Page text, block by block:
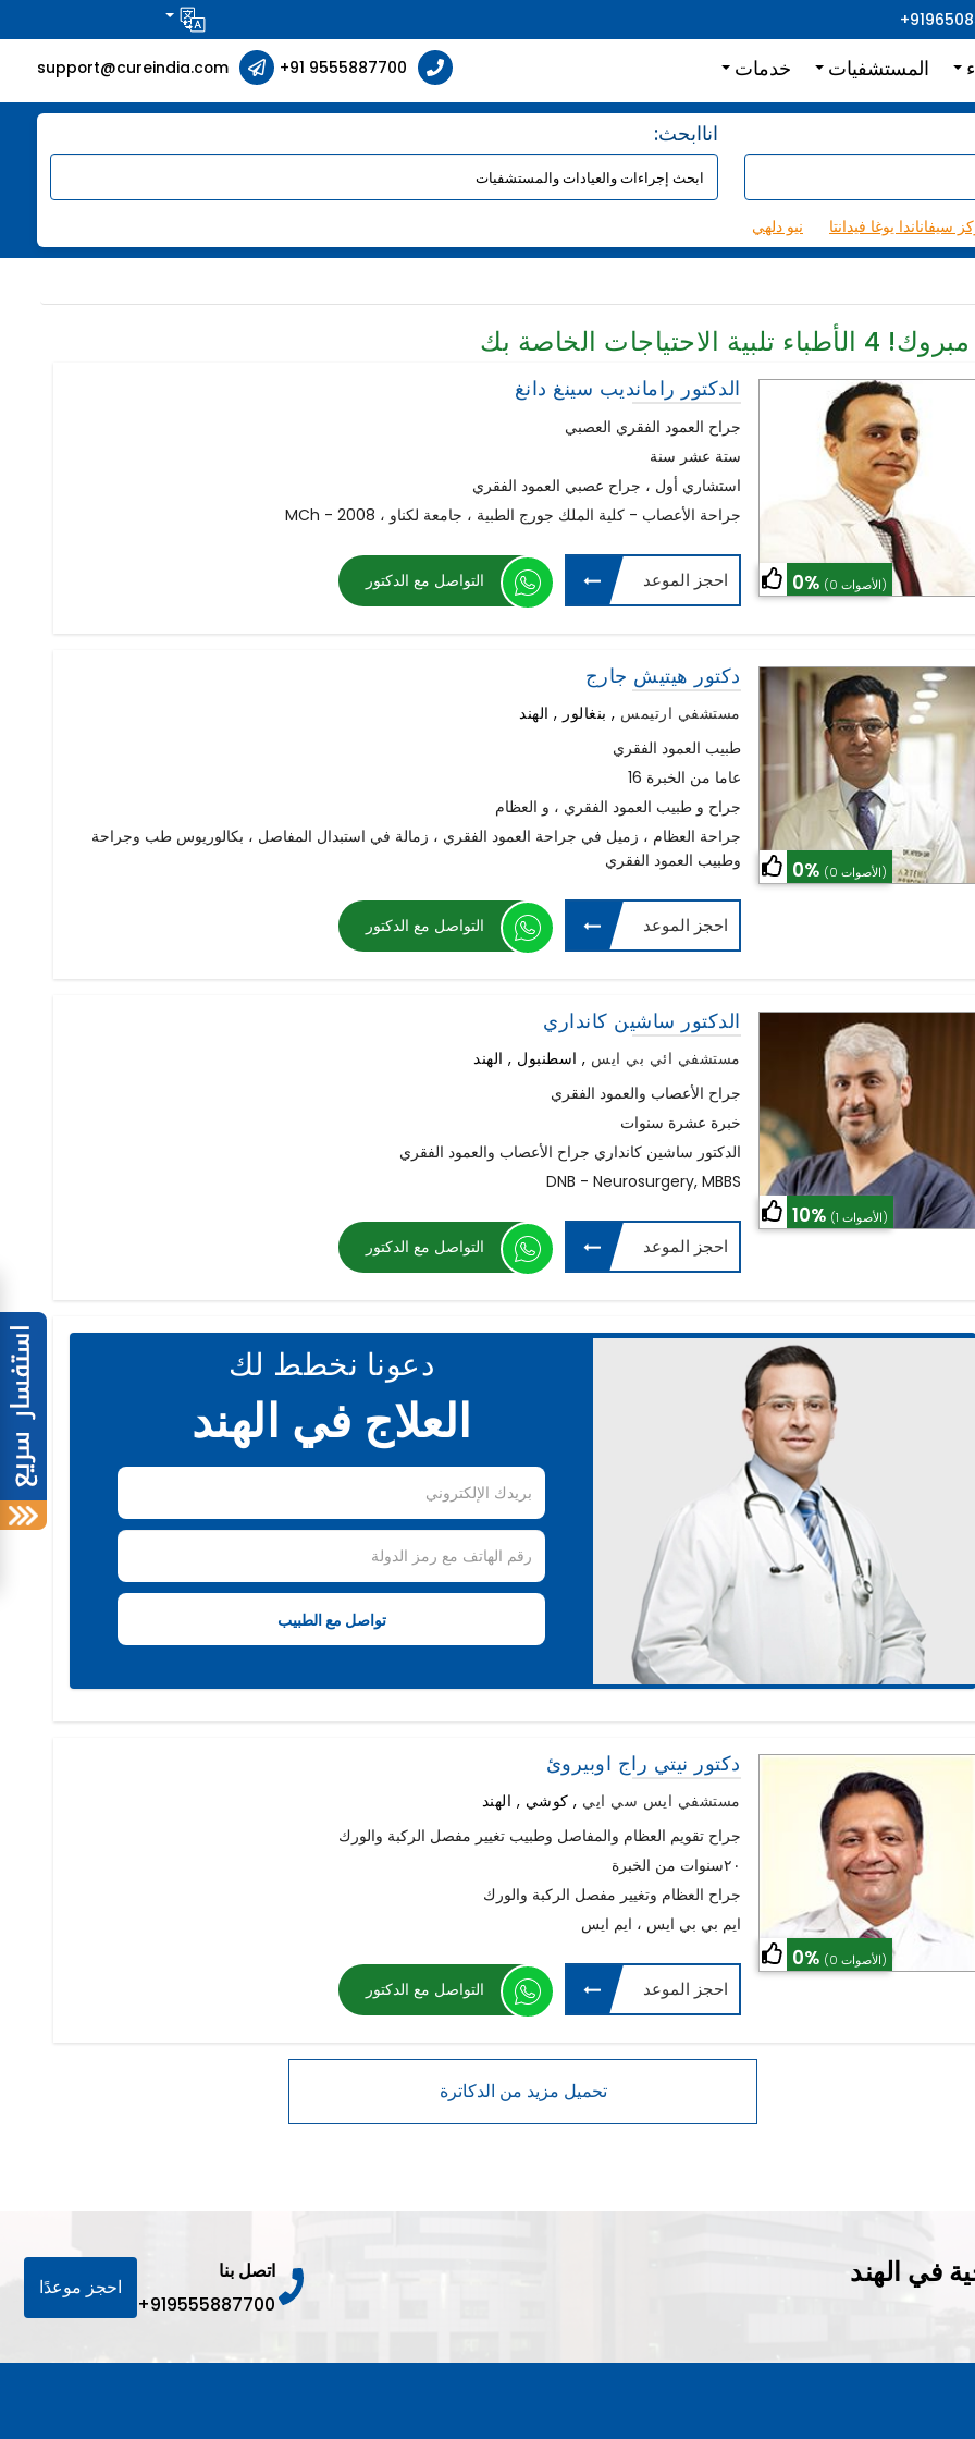
المستشفيات خدمات support@cureindia.com +91 9555887700
:اناابحث
نيو دلهي سيفاناندا يوغا فيدانتا
مبروك! 4 الأطباء تلبية الاحتياجات الخاصة بك
0% (0 الأصوات)
الدكتور رامانديب سينغ دانغ
جراح العمود الفقري العصبي
ستة عشر سنة
استشاري أول ، جراح عصبي العمود الفقري
MCh - جراحة الأعصاب - كلية الملك جورج الطبية ، جامعة لكناو ، 2008
التواصل مع الدكتور احجز الموعد
0% (0 الأصوات)
دكتور هيتيش جارج
مستشفي ارتيمس , بنغالور , الهند
طبيب العمود الفقري
16 عاما من الخبرة
جراح و طبيب العمود الفقري ، و العظام
جراحة العظام ، زميل في جراحة العمود الفقري ، زمالة في استبدال المفاصل ، بكالوريوس طب وجراحة
وطبيب العمود الفقري
التواصل مع الدكتور احجز الموعد
10% (1 الأصوات)
الدكتور ساشين كانداري
مستشفي ائي بي ايس , اسطنبول , الهند
جراح الأعصاب والعمود الفقري
خبرة عشرة سنوات
الدكتور ساشين كانداري جراح الأعصاب والعمود الفقري
DNB - Neurosurgery, MBBS
التواصل مع الدكتور احجز الموعد
دعونا نخطط لك
العلاج في الهند
0% (0 الأصوات)
دكتور نيتي راج اوبيروئ
مستشفي ايس سي ايي , كوشي , الهند
جراح تقويم العظام والمفاصل وطبيب تغيير مفصل الركبة والورك
٢٠سنوات من الخبرة
جراح العظام وتغيير مفصل الركبة والورك
ايم بي بي ايس ، ايم ايس
التواصل مع الدكتور احجز الموعد
في الهند
اتصل بنا
+919555887700
احجز موعدًا